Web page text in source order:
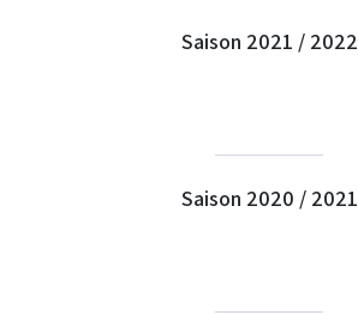
Saison 2021 / 2022
Saison 2020 / 2021